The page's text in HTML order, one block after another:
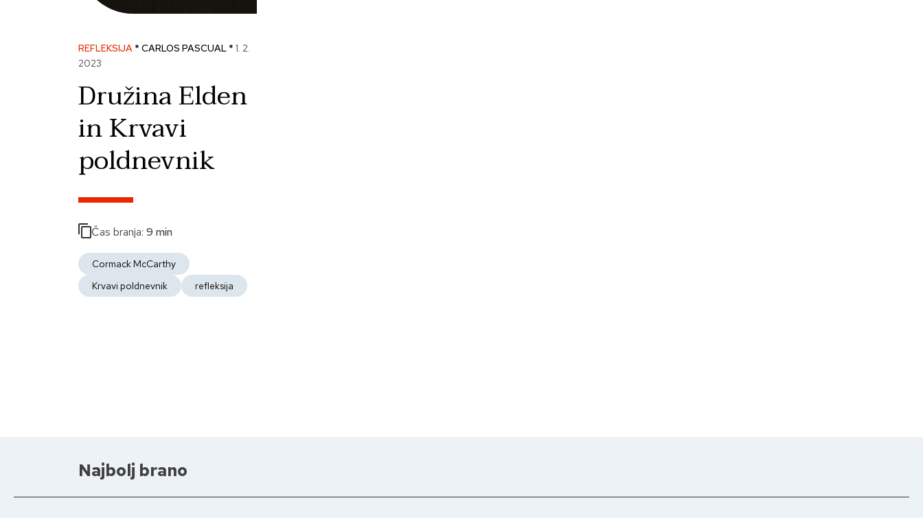
REFLEKSIJA * CARLOS PASCUAL *1. 2.
2023
Družina Elden
in Krvavi
poldnevnik
Čas branja:9 min
Cormack McCarthy
Krvavi poldnevnik
refleksija
Najbolj brano